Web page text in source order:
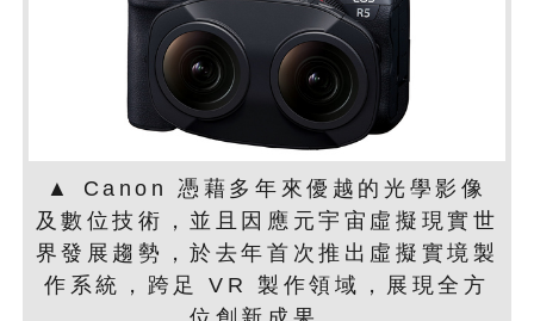
▲ Canon 憑藉多年來優越的光學影像
及數位技術，並且因應元宇宙虛擬現實世
界發展趨勢，於去年首次推出虛擬實境製
作系統，跨足 VR 製作領域，展現全方